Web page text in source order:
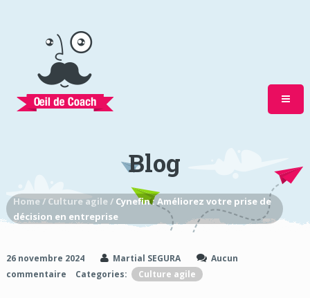
Blog
Home / Culture agile / Cynefin : Améliorez votre prise de
décision en entreprise
26 novembre 2024 Martial SEGURA
Aucun
commentaire
Categories: Culture agile